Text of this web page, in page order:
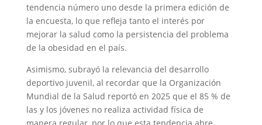
tendencia número uno desde la primera edición de
la encuesta, lo que refleja tanto el interés por
mejorar la salud como la persistencia del problema
de la obesidad en el país.
Asimismo, subrayó la relevancia del desarrollo
deportivo juvenil, al recordar que la Organización
Mundial de la Salud reportó en 2025 que el 85 % de
las y los jóvenes no realiza actividad física de
manera regular, por lo que esta tendencia abre